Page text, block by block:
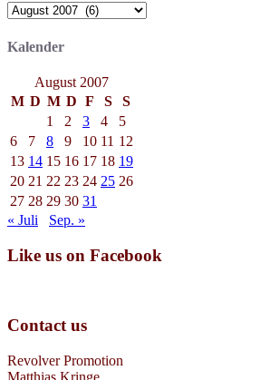
Archiv
Kalender
August 2007
M D M D F S
S
1
2 3 4
5
6
7 8 9 10 11 12
13 14 15 16 17 18 19
20 21 22 23 24 25 26
27 28 29 30 31
« Juli
Sep. »
Like us on Facebook
Contact us
Revolver Promotion
Matthias Kringe